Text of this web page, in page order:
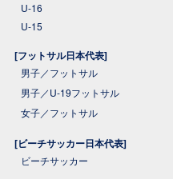
U-16
U-15
[フットサル日本代表]
男子／フットサル
男子／U-19フットサル
女子／フットサル
[ビーチサッカー日本代表]
ビーチサッカー